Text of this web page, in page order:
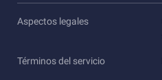
Aspectos legales
Términos del servicio